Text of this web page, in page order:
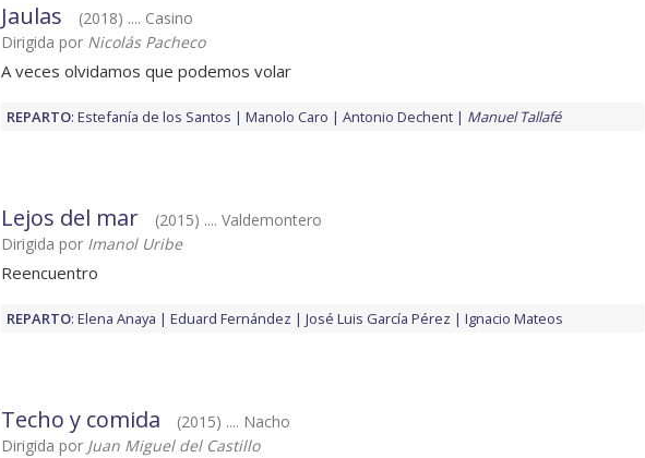
Jaulas
(2018) .... Casino
Dirigida por Nicolás Pacheco
A veces olvidamos que podemos volar
REPARTO: Estefanía de los Santos Manolo Caro Antonio Dechent Manuel Tallafé
Lejos del mar
(2015) .... Valdemontero
Dirigida por Imanol Uribe
Reencuentro
REPARTO: Elena Anaya Eduard Fernández José Luis García Pérez Ignacio Mateos
Techo y comida
(2015) .... Nacho
Dirigida por Juan Miguel del Castillo